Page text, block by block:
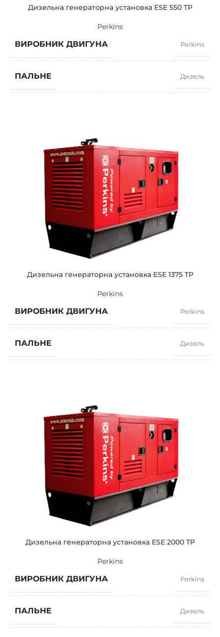
Дизельна генераторна установка ESE 550 TP
Perkins
ВИРОБНИК ДВИГУНА Perkins
ПАЛЬНЕ Дизель
СИЛА СТРУМУ
СТАНДАРТНА НАПРУГА 400 / 230 V
ПОТУЖНІСТЬ (КВА)
Дизельна генераторна установка ESE 1375 TP
Perkins
ВИРОБНИК ДВИГУНА Perkins
ПАЛЬНЕ Дизель
СИЛА СТРУМУ
СТАНДАРТНА НАПРУГА 400 / 230 V
ПОТУЖНІСТЬ (КВА)
Дизельна генераторна установка ESE 2000 TP
Perkins
ВИРОБНИК ДВИГУНА Perkins
ПАЛЬНЕ Дизель